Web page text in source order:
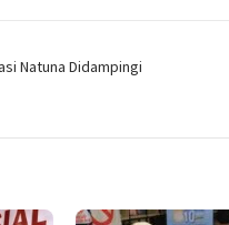
Natuna Didampingi